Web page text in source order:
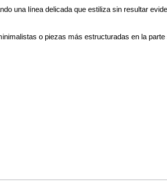
una línea delicada que estiliza sin resultar
o piezas más estructuradas en la parte